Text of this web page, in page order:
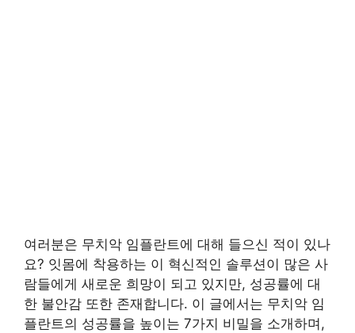
여러분은 무치악 임플란트에 대해 들으신 적이 있나
요? 잇몸에 착용하는 이 혁신적인 솔루션이 많은 사
람들에게 새로운 희망이 되고 있지만, 성공률에 대
한 불안감 또한 존재합니다. 이 글에서는 무치악 임
플란트의 성공률을 높이는 7가지 비밀을 소개하며,